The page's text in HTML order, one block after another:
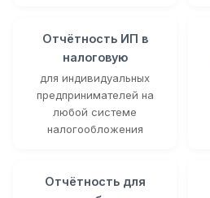
Отчётность ИП в
налоговую
для индивидуальных
предпринимателей на
любой системе
налогообложения
Отчётность для